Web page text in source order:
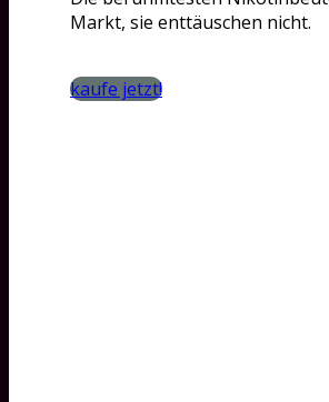
Markt, sie enttäuschen nicht.
kaufe jetzt!